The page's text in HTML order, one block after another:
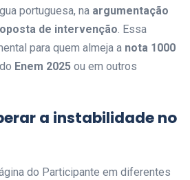
portuguesa, na argumentação
de intervenção. Essa
para quem almeja a nota 1000
Enem 2025 ou em outros
a instabilidade no
do Participante em diferentes